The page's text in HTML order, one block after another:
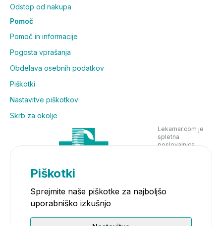
Odstop od nakupa
Pomoč
Pomoč in informacije
Pogosta vprašanja
Obdelava osebnih podatkov
Piškotki
Nastavitve piškotkov
Skrb za okolje
Lekarnar.com je
spletna
poslovalnica
Piškotki
Sprejmite naše piškotke za najboljšo
uporabniško izkušnjo